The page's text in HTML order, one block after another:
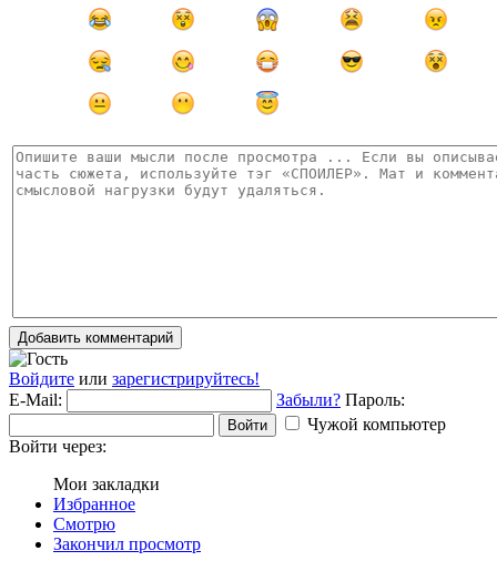
Добавить комментарий
Войдите или зарегистрируйтесь!
E-Mail:
Забыли? Пароль:
Войти
Чужой компьютер
Войти через:
Мои закладки
Избранное
Смотрю
Закончил просмотр